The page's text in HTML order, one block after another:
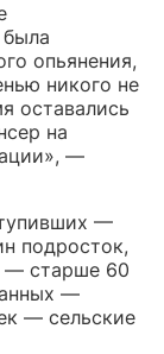
опьянения,
никого не
оставались
на
—
—
подросток,
— старше 60
—
— сельские